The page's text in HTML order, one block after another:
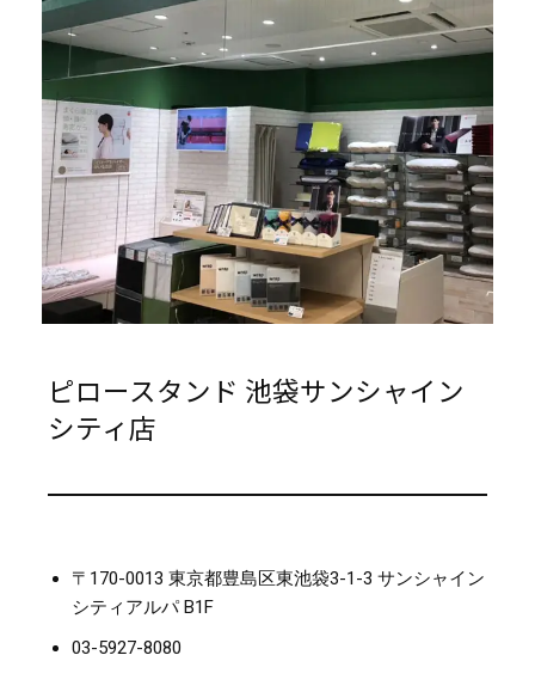
ピロースタンド 池袋サンシャイン
シティ店
〒170-0013 東京都豊島区東池袋3-1-3 サンシャイン
シティアルパ B1F
03-5927-8080